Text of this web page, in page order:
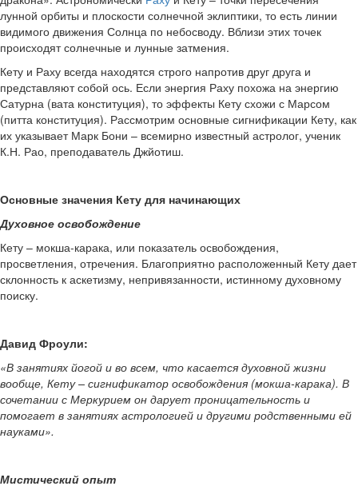
лунной орбиты и плоскости солнечной эклиптики, то есть линии
видимого движения Солнца по небосводу. Вблизи этих точек
происходят солнечные и лунные затмения.
Кету и Раху всегда находятся строго напротив друг друга и
представляют собой ось. Если энергия Раху похожа на энергию
Сатурна (вата конституция), то эффекты Кету схожи с Марсом
(питта конституция). Рассмотрим основные сигнификации Кету, как
их указывает Марк Бони – всемирно известный астролог, ученик
К.Н. Рао, преподаватель Джйотиш.
Основные значения Кету для начинающих
Духовное освобождение
Кету – мокша-карака, или показатель освобождения,
просветления, отречения. Благоприятно расположенный Кету дает
склонность к аскетизму, непривязанности, истинному духовному
поиску.
Давид Фроули:
«В занятиях йогой и во всем, что касается духовной жизни
вообще, Кету – сигнификатор освобождения (мокша-карака). В
сочетании с Меркурием он дарует проницательность и
помогает в занятиях астрологией и другими родственными ей
науками».
Мистический опыт